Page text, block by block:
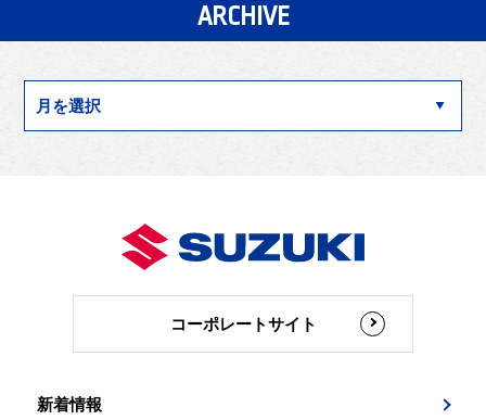
ARCHIVE
コーポレートサイト
新着情報